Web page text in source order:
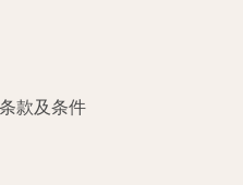
款及条件